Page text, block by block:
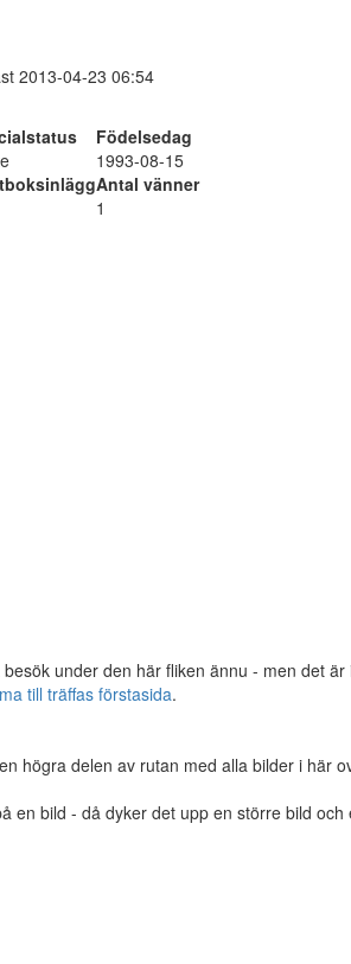
2013-04-23 06:54
Födelsedag
1993-08-15
Antal vänner
1
under den här fliken ännu - men det
till träffas förstasida.
högra delen av rutan med alla bilder i här
en bild - då dyker det upp en större bild